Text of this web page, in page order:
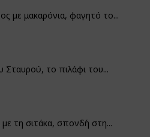
με μακαρόνια, φαγητό το...
Σταυρού, το πιλάφι του...
τη σιτάκα, σπονδή στη...